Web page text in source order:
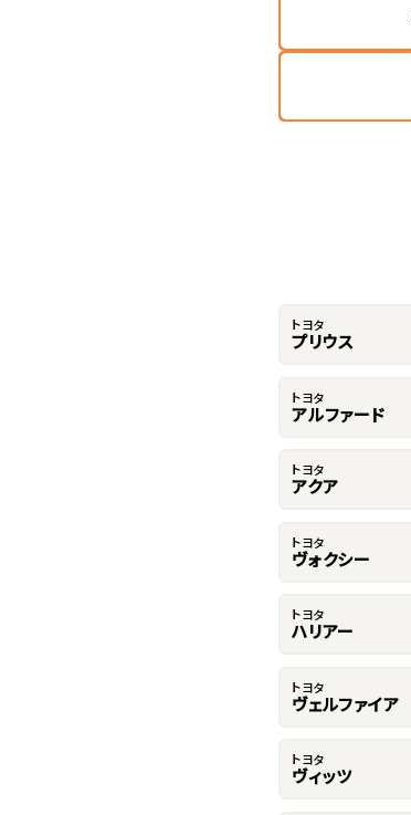
トヨタ
プリウス
トヨタ
アルファード
トヨタ
アクア
トヨタ
ヴォクシー
トヨタ
ハリアー
トヨタ
ヴェルファイア
トヨタ
ヴィッツ